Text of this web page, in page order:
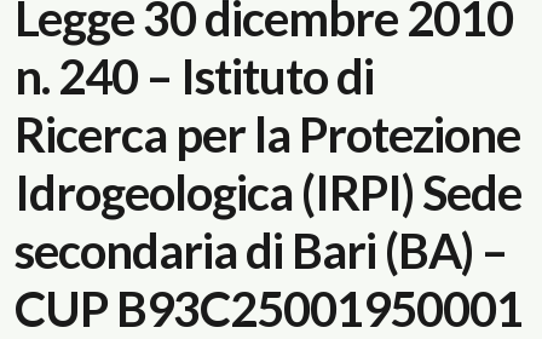
Legge 30 dicembre 2010
n. 240 – Istituto di
Ricerca per la Protezione
Idrogeologica (IRPI) Sede
secondaria di Bari (BA) –
CUP B93C25001950001